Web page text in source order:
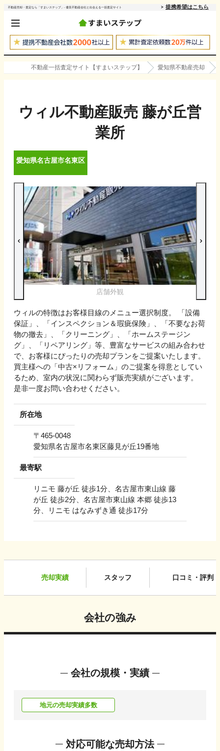
不動産売却・査定なら「すまいステップ」- 優良不動産会社と出会える一括査定サイト 提携希望はこちら
不動産一括査定サイト【すまいステップ】 愛知県不動産売却
ウィル不動産販売 藤が丘営
業所
愛知県名古屋市名東区
店舗外観
ウィルの特徴はお客様目線のメニュー選択制度。 「設備
保証」、「インスペクション＆瑕疵保険」、「不要なお荷
物の撤去」、「クリーニング」、「ホームステージン
グ」、「リペアリング」等、豊富なサービスの組み合わせ
で、お客様にぴったりの売却プランをご提案いたします。
買主様への「中古×リフォーム」のご提案を得意としてい
るため、室内の状況に関わらず販売実績がございます。
是非一度お問い合わせください。
所在地
〒 465-0048
愛知県名古屋市名東区藤見が丘19番地
最寄駅
リニモ 藤が丘 徒歩1分、名古屋市東山線 藤
が丘 徒歩2分、名古屋市東山線 本郷 徒歩13
分、リニモ はなみずき通 徒歩17分
売却実績 スタッフ 口コミ・評判
会社の強み
会社の規模・実績
地元の売却実績多数
対応可能な売却方法